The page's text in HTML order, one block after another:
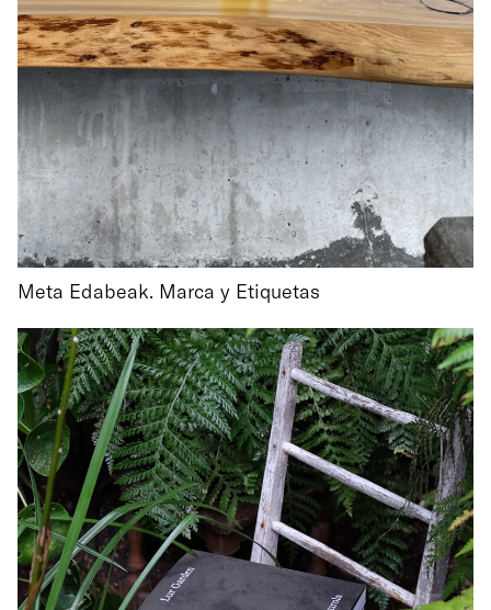
Meta Edabeak. Marca y Etiquetas